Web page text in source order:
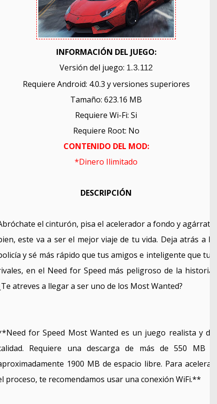
INFORMACIÓN DEL JUEGO:
Versión del juego: 1.3.112
Requiere Android: 4.0.3 y versiones superiores
Tamaño: 623.16 MB
Requiere Wi-Fi: Si
Requiere Root: No
CONTENIDO DEL MOD:
*Dinero Ilimitado
DESCRIPCIÓN
el cinturón, pisa el acelerador a fondo y agárrate
este va a ser el mejor viaje de tu vida. Deja atrás a la
y sé más rápido que tus amigos e inteligente que tus
en el Need for Speed más peligroso de la historia.
atreves a llegar a ser uno de los Most Wanted?
for Speed Most Wanted es un juego realista y de
Requiere una descarga de más de 550 MB y
1900 MB de espacio libre. Para acelerar
proceso, te recomendamos usar una conexión WiFi.**